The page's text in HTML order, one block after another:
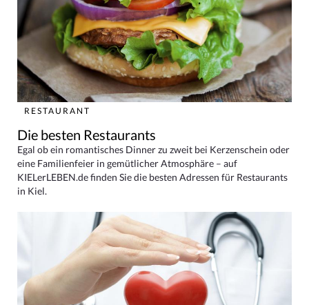
RESTAURANT
Die besten Restaurants
Egal ob ein romantisches Dinner zu zweit bei Kerzenschein oder
eine Familienfeier in gemütlicher Atmosphäre – auf
KIELerLEBEN.de finden Sie die besten Adressen für Restaurants
in Kiel.